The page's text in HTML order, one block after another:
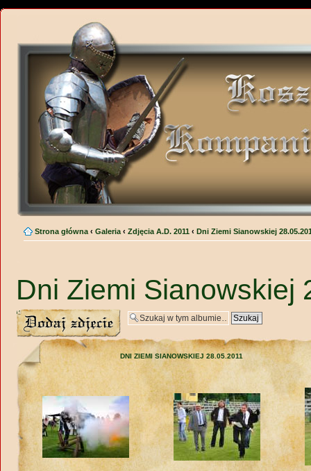
Strona główna ‹ Galeria ‹ Zdjęcia A.D. 2011 ‹ Dni Ziemi Sianowskiej
Dni Ziemi Sianowskiej
Wyślij zdjęcie
DNI ZIEMI SIANOWSKIEJ 28.05.2011